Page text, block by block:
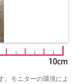
。モニターの環境によ